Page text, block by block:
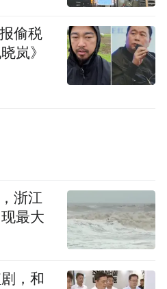
偷税
岚》
浙江
最大
，和